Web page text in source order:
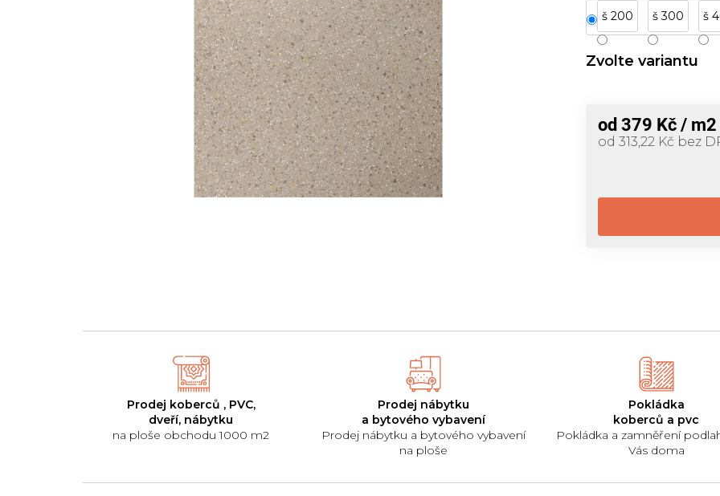
š 200 š 300 š
Zvolte variantu
od 379 Kč / m2
od 313,22 Kč bez
Prodej koberců , PVC,
dveří, nábytku
na ploše obchodu 1000 m2
Prodej nábytku
a bytového vybavení
Prodej nábytku a bytového vybavení
na ploše
Pokládka
koberců a pvc
Pokládka a zamněření
Vás doma